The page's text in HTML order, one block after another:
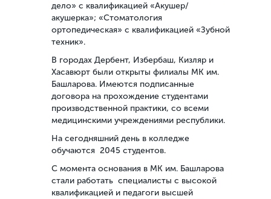
дело» с квалификацией «Акушер/
акушерка»; «Стоматология
ортопедическая» с квалификацией «Зубной
техник».
В городах Дербент, Избербаш, Кизляр и
Хасавюрт были открыты филиалы МК им.
Башларова. Имеются подписанные
договора на прохождение студентами
производственной практики, со всеми
медицинскими учреждениями республики.
На сегодняшний день в колледже
обучаются 2045 студентов.
С момента основания в МК им. Башларова
стали работать специалисты с высокой
квалификацией и педагоги высшей